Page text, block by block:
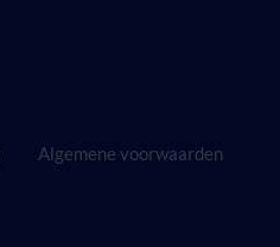
Algemene voorwaarden